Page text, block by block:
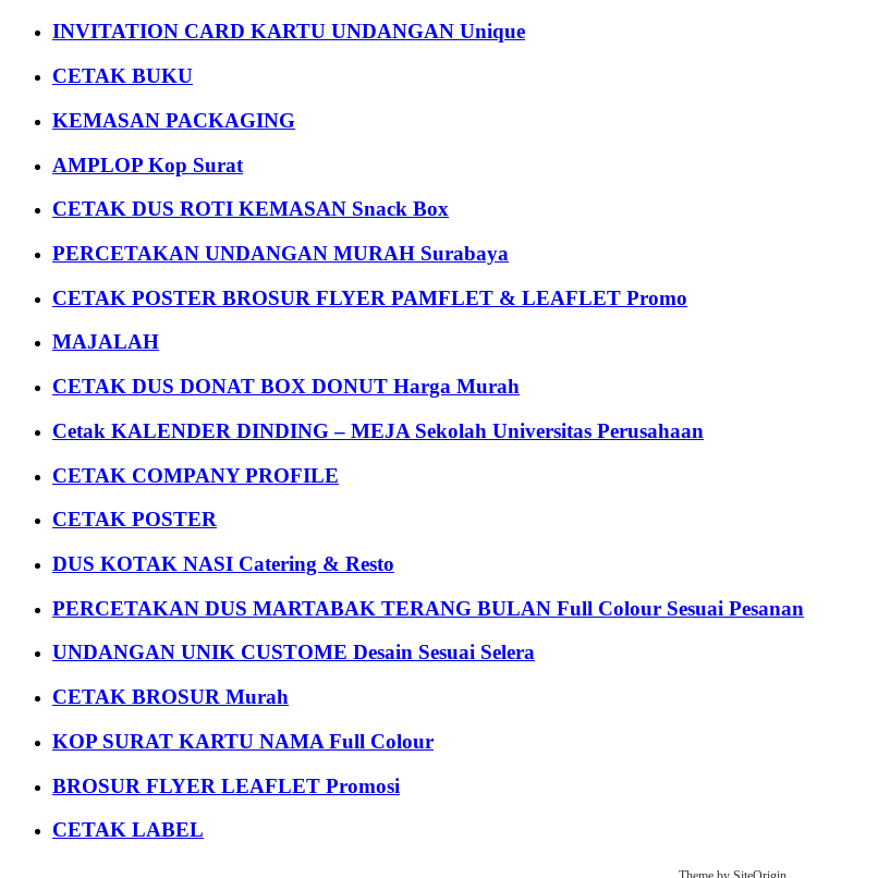
INVITATION CARD KARTU UNDANGAN Unique
CETAK BUKU
KEMASAN PACKAGING
AMPLOP Kop Surat
CETAK DUS ROTI KEMASAN Snack Box
PERCETAKAN UNDANGAN MURAH Surabaya
CETAK POSTER BROSUR FLYER PAMFLET & LEAFLET Promo
MAJALAH
CETAK DUS DONAT BOX DONUT Harga Murah
Cetak KALENDER DINDING – MEJA Sekolah Universitas Perusahaan
CETAK COMPANY PROFILE
CETAK POSTER
DUS KOTAK NASI Catering & Resto
PERCETAKAN DUS MARTABAK TERANG BULAN Full Colour Sesuai Pesanan
UNDANGAN UNIK CUSTOME Desain Sesuai Selera
CETAK BROSUR Murah
KOP SURAT KARTU NAMA Full Colour
BROSUR FLYER LEAFLET Promosi
CETAK LABEL